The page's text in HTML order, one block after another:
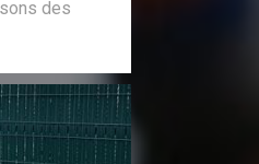
des